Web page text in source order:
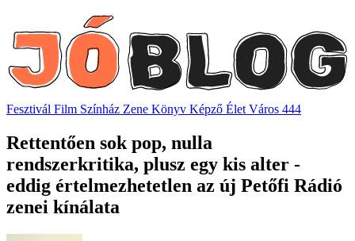
Fesztivál Film Színház Zene Könyv Képző Élet Város 444
Rettentően sok pop, nulla
rendszerkritika, plusz egy kis alter -
eddig értelmezhetetlen az új Petőfi Rádió
zenei kínálata